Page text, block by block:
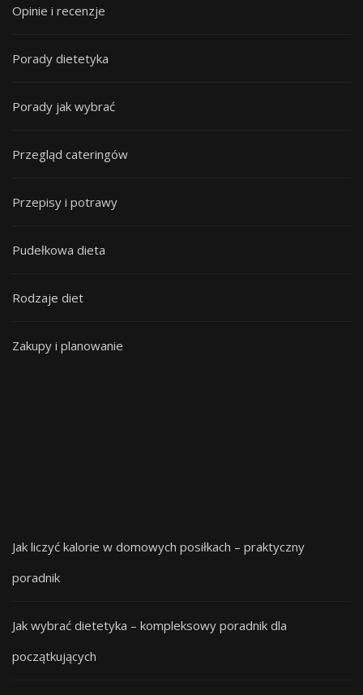
Opinie i recenzje
Porady dietetyka
Porady jak wybrać
Przegląd cateringów
Przepisy i potrawy
Pudełkowa dieta
Rodzaje diet
Zakupy i planowanie
Jak liczyć kalorie w domowych posiłkach – praktyczny
poradnik
Jak wybrać dietetyka – kompleksowy poradnik dla
początkujących